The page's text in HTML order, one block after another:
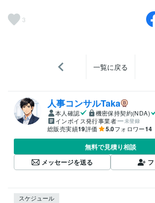
3
一覧に戻る
人事コンサルTaka
本人確認
機密保持契約(NDA)
インボイス発行事業者
未登録
総販売実績19評価 5.0フォロワー14
無料で見積り相談
メッセージを送る
スケジュール